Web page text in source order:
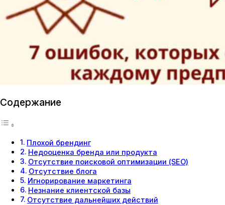
Содержание
Плохой брендинг
Недооценка бренда или продукта
Отсутствие поисковой оптимизации (SEO)
Отсутствие блога
Игнорирование маркетинга
Незнание клиентской базы
Отсутствие дальнейших действий